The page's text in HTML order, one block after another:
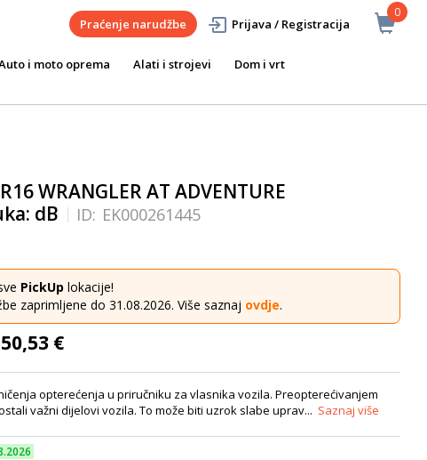
0
Praćenje narudžbe Prijava / Registracija
i moto oprema Alati i strojevi
Dom i vrt
WRANGLER AT ADVENTURE
dB
ID: EK000261445
PickUp lokacije!
zaprimljene do 31.08.2026. Više saznaj ovdje.
€
opterećenja u priručniku za vlasnika vozila. Preopterećivanjem
važni dijelovi vozila. To može biti uzrok slabe uprav... Saznaj više